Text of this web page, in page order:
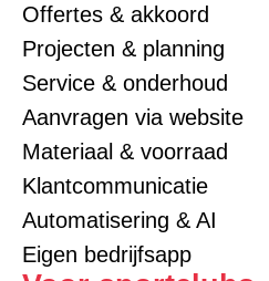
Offertes & akkoord
Projecten & planning
Service & onderhoud
Aanvragen via website
Materiaal & voorraad
Klantcommunicatie
Automatisering & AI
Eigen bedrijfsapp